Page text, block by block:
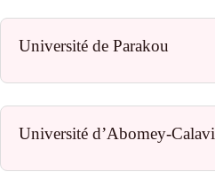
Université de Parakou
Université d’Abomey-Calavi